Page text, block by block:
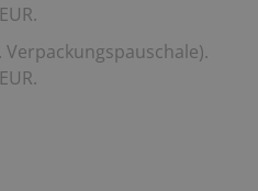
Verpackungspauschale).